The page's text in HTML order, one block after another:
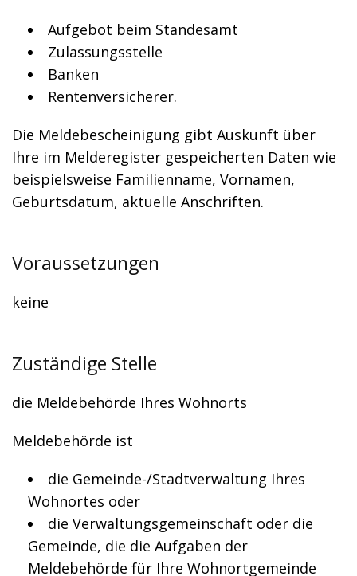
Aufgebot beim Standesamt
Zulassungsstelle
Banken
Rentenversicherer.
Die Meldebescheinigung gibt Auskunft über
Ihre im Melderegister gespeicherten Daten wie
beispielsweise Familienname, Vornamen,
Geburtsdatum, aktuelle Anschriften.
Voraussetzungen
keine
Zuständige Stelle
die Meldebehörde Ihres Wohnorts
Meldebehörde ist
die Gemeinde-/Stadtverwaltung Ihres
Wohnortes oder
die Verwaltungsgemeinschaft oder die
Gemeinde, die die Aufgaben der
Meldebehörde für Ihre Wohnortgemeinde